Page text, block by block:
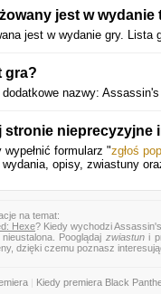
jest w wydanie
jest w wydanie gry.
gra?
nazwy:
stronie
formularz "zgłoś
opisy, zwiastuny
na temat:
Hexe? Kiedy wychodzi
Pooglądaj zwiastuni
dzięki czemu poznasz
Kiedy premiera Black